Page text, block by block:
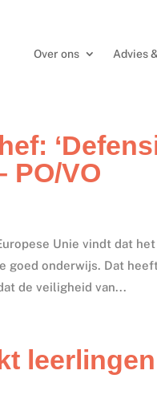
Over ons Advies
PO/VO
Unie vindt dat
goed onderwijs. Dat
de veiligheid van...